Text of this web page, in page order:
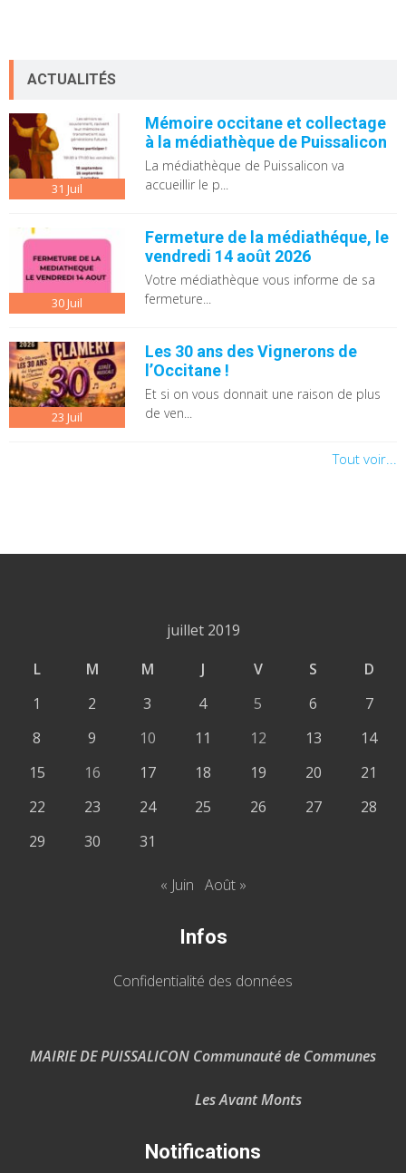
ACTUALITÉS
31 Juil
Mémoire occitane et collectage
à la médiathèque de Puissalicon
La médiathèque de Puissalicon va
accueillir le p...
30Juil
Fermeture de la médiathéque, le
vendredi 14 août 2026
Votre médiathèque vous informe de sa
fermeture...
23 Juil
Les 30 ans des Vignerons de
l’Occitane !
Et si on vous donnait une raison de plus
de ven...
Tout voir...
juillet 2019
L
M M J V S
D
1
2 3 4 5 6
7
8
9 10 11 12 13
14
15
16 17 18 19 20
21
22
23 24 25 26 27
28
29
30 31
« Juin Août »
Infos
Confidentialité des données
MAIRIE DE PUISSALICON Communauté de Communes
Les Avant Monts
Notifications